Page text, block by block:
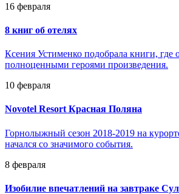
16 февраля
8 книг об отелях
Ксения Устименко подобрала книги, где
полноценными героями произведения.
10 февраля
Novotel Resort Красная Поляна
Горнолыжный сезон 2018-2019 на
начался со значимого события.
8 февраля
Изобилие впечатлений на завтраке